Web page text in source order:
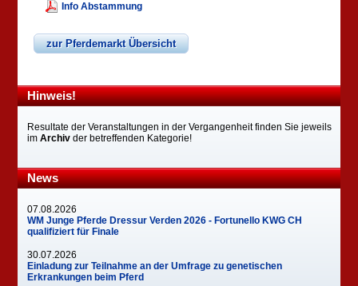
Info Abstammung
zur Pferdemarkt Übersicht
Hinweis!
Resultate der Veranstaltungen in der Vergangenheit finden Sie jeweils
imArchiv der betreffenden Kategorie!
News
07.08.2026
WM Junge Pferde Dressur Verden 2026 - Fortunello KWG CH
qualifiziert für Finale
30.07.2026
Einladung zur Teilnahme an der Umfrage zu genetischen
Erkrankungen beim Pferd